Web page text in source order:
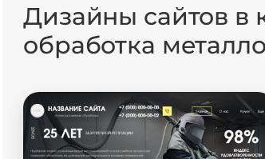
Дизайны сайтов в
обработка